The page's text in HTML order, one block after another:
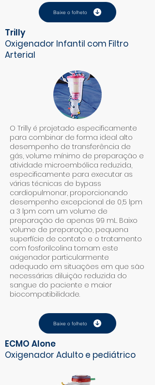
Baixe o folheto
Trilly
Oxigenador Infantil com Filtro
Arterial
O Trilly é projetado especificamente
para combinar de forma ideal alto
desempenho de transferência de
gás, volume mínimo de preparação e
atividade microembólica reduzida,
especificamente para executar as
várias técnicas de bypass
cardiopulmonar, proporcionando
desempenho excepcional de 0,5 lpm
a 3 lpm com um volume de
preparação de apenas 99 mL. Baixo
volume de preparação, pequena
superfície de contato e o tratamento
com fosforilcolina tornam este
oxigenador particularmente
adequado em situações em que são
necessárias diluição reduzida do
sangue do paciente e maior
biocompatibilidade.
Baixe o folheto
ECMO Alone
Oxigenador Adulto e pediátrico